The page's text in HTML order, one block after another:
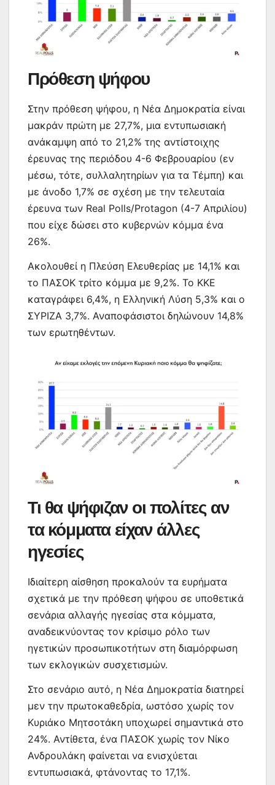
Πρόθεση ψήφου
Στην πρόθεση ψήφου, η Νέα Δημοκρατία είναι
μακράν πρώτη με 27,7%, μια εντυπωσιακή
ανάκαμψη από το 21,2% της αντίστοιχης
έρευνας της περιόδου 4-6 Φεβρουαρίου (εν
μέσω, τότε, συλλαλητηρίων για τα Τέμπη) και
με άνοδο 1,7% σε σχέση με την τελευταία
έρευνα των Real Polls/Protagon (4-7 Απριλίου)
που είχε δώσει στο κυβερνών κόμμα ένα
26%.
Ακολουθεί η Πλεύση Ελευθερίας με 14,1% και
το ΠΑΣΟΚ τρίτο κόμμα με 9,2%. Το ΚΚΕ
καταγράφει 6,4%, η Ελληνική Λύση 5,3% και ο
ΣΥΡΙΖΑ 3,7%. Αναποφάσιστοι δηλώνουν 14,8%
των ερωτηθέντων.
Τι θα ψήφιζαν οι πολίτες αν
τα κόμματα είχαν άλλες
ηγεσίες
Ιδιαίτερη αίσθηση προκαλούν τα ευρήματα
σχετικά με την πρόθεση ψήφου σε υποθετικά
σενάρια αλλαγής ηγεσίας στα κόμματα,
αναδεικνύοντας τον κρίσιμο ρόλο των
ηγετικών προσωπικοτήτων στη διαμόρφωση
των εκλογικών συσχετισμών.
Στο σενάριο αυτό, η Νέα Δημοκρατία διατηρεί
μεν την πρωτοκαθεδρία, ωστόσο χωρίς τον
Κυριάκο Μητσοτάκη υποχωρεί σημαντικά στο
24%. Αντίθετα, ένα ΠΑΣΟΚ χωρίς τον Νίκο
Ανδρουλάκη φαίνεται να ενισχύεται
εντυπωσιακά, φτάνοντας το 17,1%.